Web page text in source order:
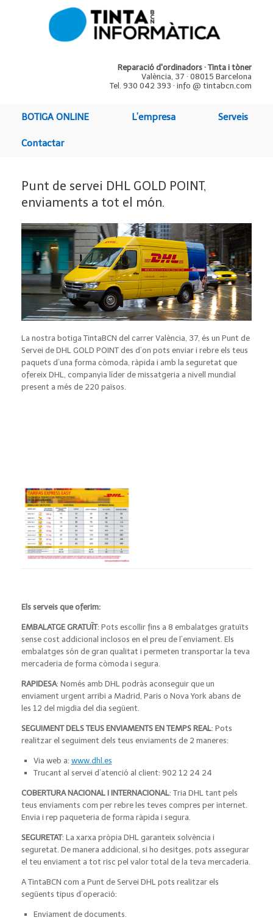
Reparació d'ordinadors · Tinta i tòner
València, 37 · 08015 Barcelona
Tel. 930 042 393 · info @ tintabcn.com
BOTIGA ONLINE L’empresa Serveis
Contactar
Punt de servei DHL GOLD POINT,
enviaments a tot el món.
La nostra botiga TintaBCN del carrer València, 37, és un Punt de
Servei de DHL GOLD POINT des d’on pots enviar i rebre els teus
paquets d’una forma còmoda, ràpida i amb la seguretat que
ofereix DHL, companyia líder de missatgeria a nivell mundial
present a més de 220 països.
Els serveis que oferim:
EMBALATGE GRATUÏT: Pots escollir fins a 8 embalatges gratuïts
sense cost addicional inclosos en el preu de l’enviament. Els
embalatges són de gran qualitat i permeten transportar la teva
mercaderia de forma còmoda i segura.
RAPIDESA: Només amb DHL podràs aconseguir que un
enviament urgent arribi a Madrid, Paris o Nova York abans de
les 12 del migdia del dia següent.
SEGUIMENT DELS TEUS ENVIAMENTS EN TEMPS REAL: Pots
realitzar el seguiment dels teus enviaments de 2 maneres:
Via web a: www.dhl.es
Trucant al servei d’atenció al client: 902 12 24 24
COBERTURA NACIONAL I INTERNACIONAL: Tria DHL tant pels
teus enviaments com per rebre les teves compres per internet.
Envia i rep paqueteria de forma ràpida i segura.
SEGURETAT: La xarxa pròpia DHL garanteix solvència i
seguretat. De manera addicional, si ho desitges, pots assegurar
el teu enviament a tot risc pel valor total de la teva mercaderia.
A TintaBCN com a Punt de Servei DHL pots realitzar els
següents tipus d’operació:
Enviament de documents.